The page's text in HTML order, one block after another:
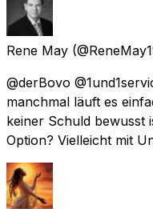
Rene May
@derBovo
manchmal läuft es
keiner Schuld bewusst
Option? Vielleicht mit